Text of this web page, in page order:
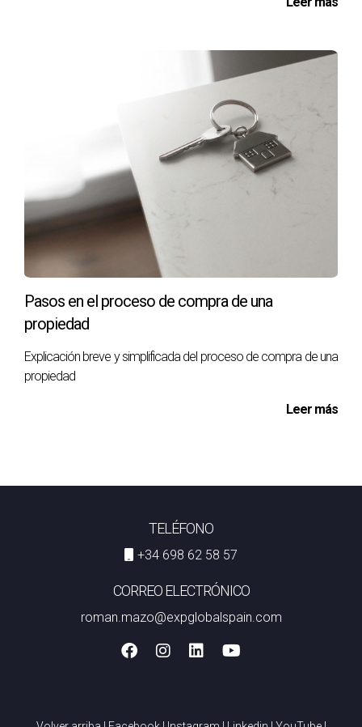
Pasos en el proceso de compra de una
propiedad
Explicación breve y simplificada del proceso de compra de una
propiedad
Leer más
TELÉFONO
+34 698 62 58 57
CORREO ELECTRÓNICO
roman.mazo@expglobalspain.com